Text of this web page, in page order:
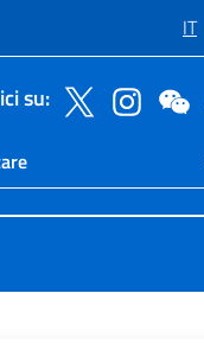
IT
su:
sito live